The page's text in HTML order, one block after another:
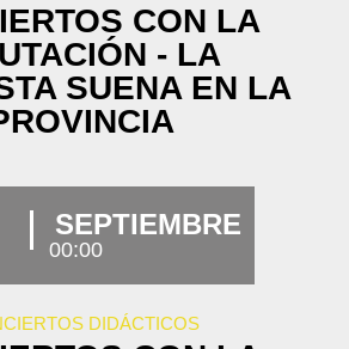
CON LA
- LA
SUENA EN LA
SEPTIEMBRE
00:00
DIDÁCTICOS